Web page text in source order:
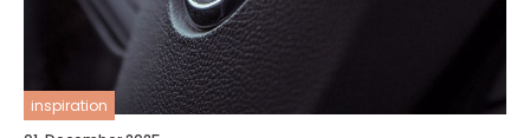
inspiration